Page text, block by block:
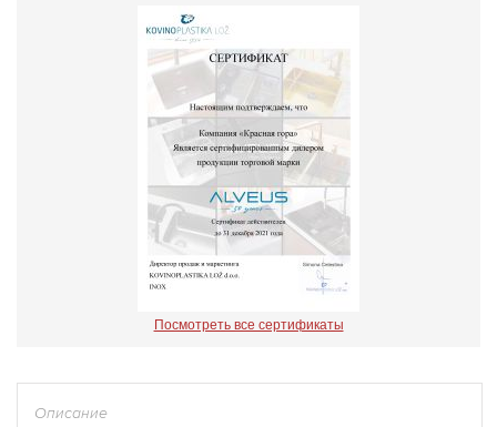
Посмотреть все сертификаты
Описание